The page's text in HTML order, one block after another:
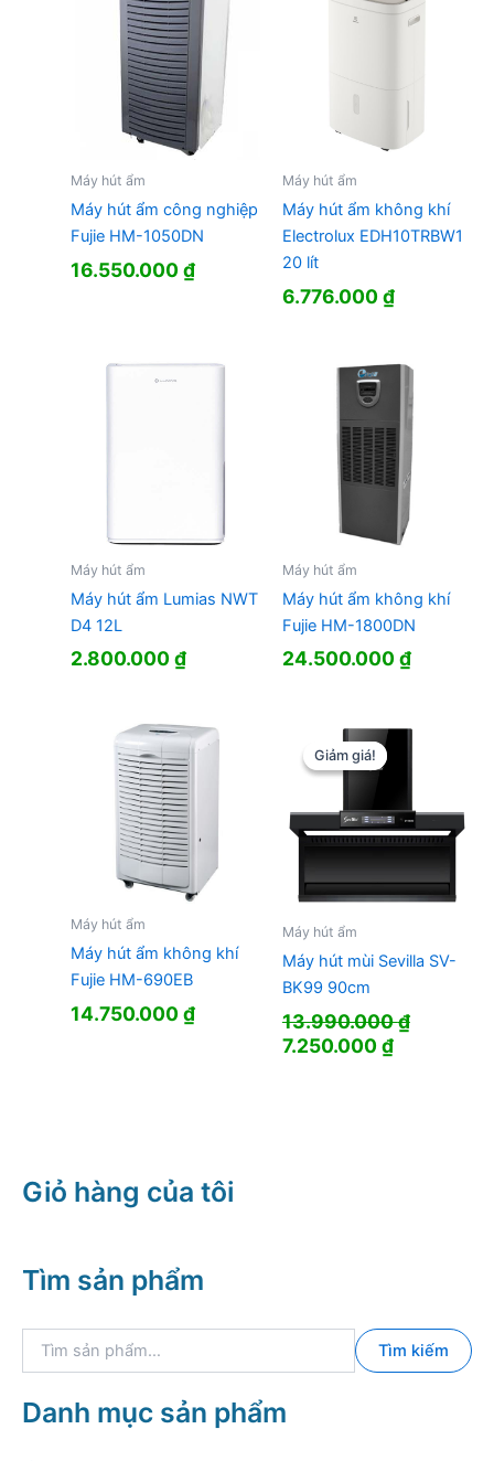
Máy hút ẩm
Máy hút ẩm công nghiệp
Fujie HM-1050DN
16.550.000₫
Máy hút ẩm
Máy hút ẩm không khí
Electrolux EDH10TRBW1
20 lít
6.776.000₫
Máy hút ẩm
Máy hút ẩm Lumias NWT
D4 12L
2.800.000₫
Máy hút ẩm
Máy hút ẩm không khí
Fujie HM-1800DN
24.500.000₫
Máy hút ẩm
Máy hút ẩm không khí
Fujie HM-690EB
14.750.000₫
Giảm giá!
Giảm giá!
Máy hút ẩm
Máy hút mùi Sevilla SV-
BK99 90cm
13.990.000₫
Giá
7.250.000₫Giá
Giỏ hàng của tôi
Tìm sản phẩm
k
i
Tìm kiếm
Danh mục sản phẩm